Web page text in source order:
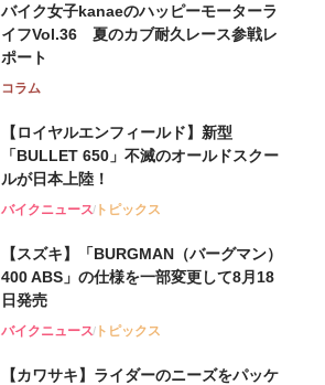
バイク女子kanaeのハッピーモーターラ
イフVol.36 夏のカブ耐久レース参戦レ
ポート
コラム
【ロイヤルエンフィールド】新型
「BULLET 650」不滅のオールドスクー
ルが⽇本上陸！
バイクニューストピックス
【スズキ】「BURGMAN（バーグマン）
400 ABS」の仕様を一部変更して8月18
日発売
バイクニューストピックス
【カワサキ】ライダーのニーズをパッケ